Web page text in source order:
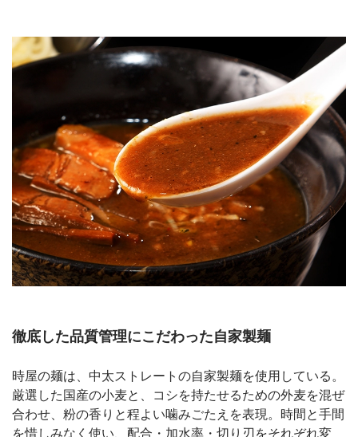
徹底した品質管理にこだわった自家製麺
時屋の麺は、中太ストレートの自家製麺を使用している。
厳選した国産の小麦と、コシを持たせるための外麦を混ぜ
合わせ、粉の香りと程よい噛みごたえを表現。時間と手間
を惜しみなく使い、配合・加水率・切り刃をそれぞれ変